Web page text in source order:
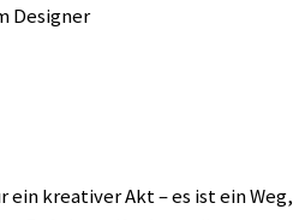
Designer
kreativer Akt – es ist ein Weg,